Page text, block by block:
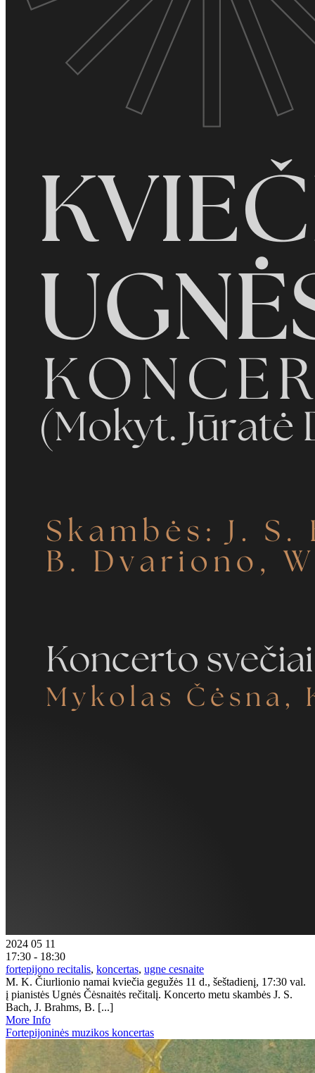
2024 05 11
17:30 - 18:30
fortepijono recitalis, koncertas, ugne cesnaite
M. K. Čiurlionio namai kviečia gegužės 11 d., šeštadienį, 17:30 val.
į pianistės Ugnės Čėsnaitės rečitalį. Koncerto metu skambės J. S.
Bach, J. Brahms, B. [...]
More Info
Fortepijoninės muzikos koncertas